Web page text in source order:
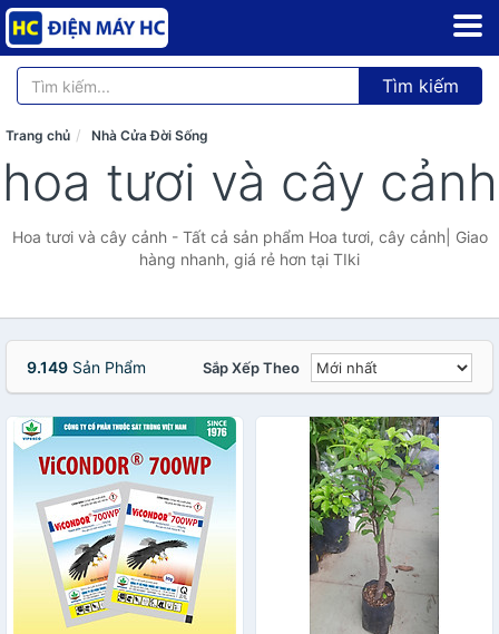
Tìm kiếm
Trang chủ Nhà Cửa Đời Sống
hoa tươi và cây cảnh
Hoa tươi và cây cảnh - Tất cả sản phẩm Hoa tươi, cây cảnh| Giao
hàng nhanh, giá rẻ hơn tại TIki
9.149 Sản Phẩm Sắp Xếp Theo